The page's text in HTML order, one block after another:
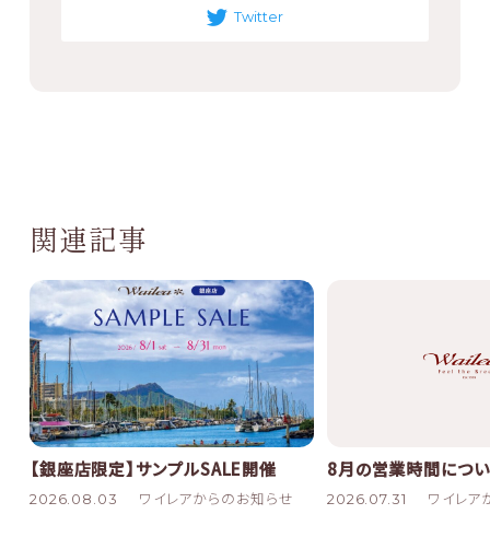
Twitter
関連記事
【銀座店限定】サンプルSALE開催
2026.08.03 ワイレアからのお知らせ
8月の営業時間につ
2026.07.31 ワイレア